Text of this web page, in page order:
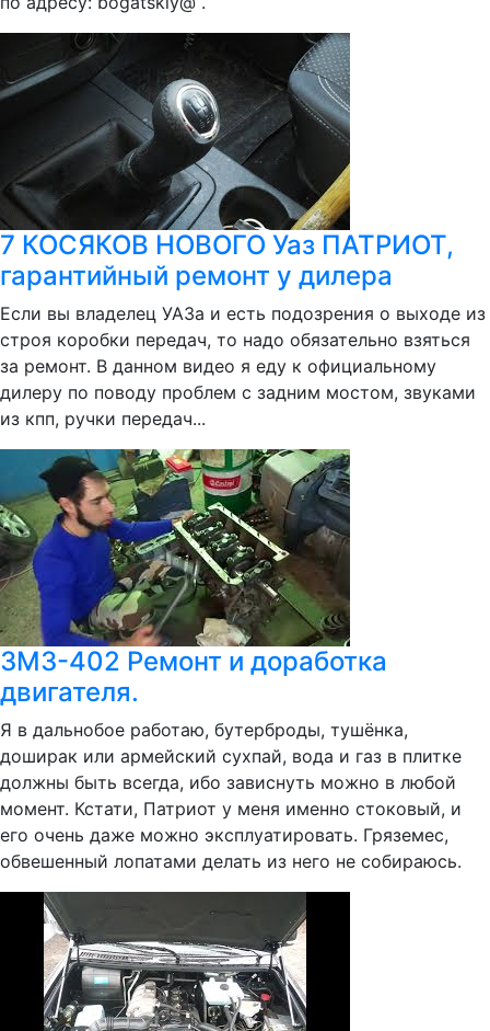
7 КОСЯКОВ НОВОГО Уаз ПАТРИОТ,
гарантийный ремонт у дилера
Если вы владелец УАЗа и есть подозрения о выходе из
строя коробки передач, то надо обязательно взяться
за ремонт. В данном видео я еду к официальному
дилеру по поводу проблем с задним мостом, звуками
из кпп, ручки передач...
ЗМЗ-402 Ремонт и доработка
двигателя.
Я в дальнобое работаю, бутерброды, тушёнка,
доширак или армейский сухпай, вода и газ в плитке
должны быть всегда, ибо зависнуть можно в любой
момент. Кстати, Патриот у меня именно стоковый, и
его очень даже можно эксплуатировать. Гряземес,
обвешенный лопатами делать из него не собираюсь.